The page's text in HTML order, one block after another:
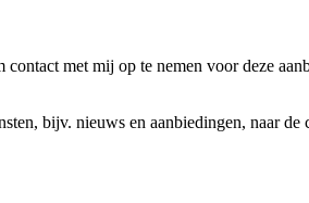
met mij op te nemen voor deze
bijv. nieuws en aanbiedingen, naar de